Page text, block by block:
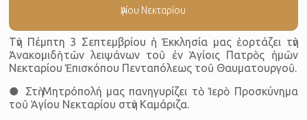
Ἁγίου Νεκταρίου
Τὴν Πέμπτη 3 Σεπτεμβρίου ἡ Ἐκκλησία μας ἑορτάζει τὴν
Ἀνακομιδὴ τῶν λειψάνων τοῦ ἐν Ἁγίοις Πατρὸς ἡμῶν
Νεκταρίου Ἐπισκόπου Πενταπόλεως τοῦ Θαυματουργοῦ.
● Στὴ Μητρόπολή μας πανηγυρίζει τὸ Ἱερὸ Προσκύνημα
τοῦ Ἁγίου Νεκταρίου στὴν Καμάριζα.